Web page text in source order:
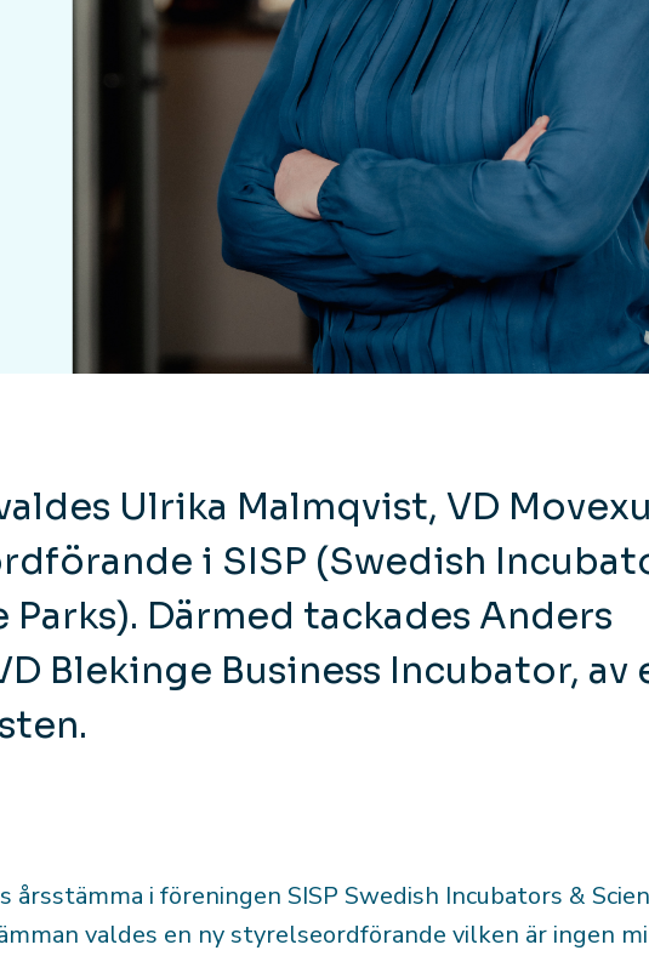
Ulrika Malmqvist, VD
i SISP (Swedish
Parks). Därmed tackades Anders
Blekinge Business Incubator, av
årsstämma i föreningen SISP Swedish Incubators &
valdes en ny styrelseordförande vilken är ingen